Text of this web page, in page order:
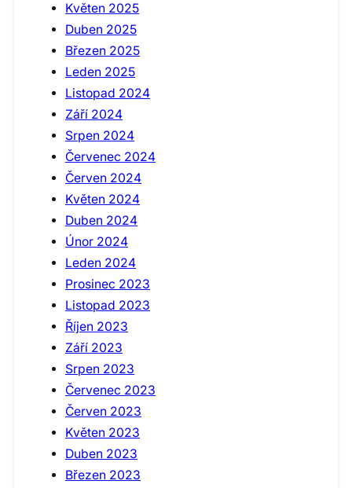
Květen 2025
Duben 2025
Březen 2025
Leden 2025
Listopad 2024
Září 2024
Srpen 2024
Červenec 2024
Červen 2024
Květen 2024
Duben 2024
Únor 2024
Leden 2024
Prosinec 2023
Listopad 2023
Říjen 2023
Září 2023
Srpen 2023
Červenec 2023
Červen 2023
Květen 2023
Duben 2023
Březen 2023